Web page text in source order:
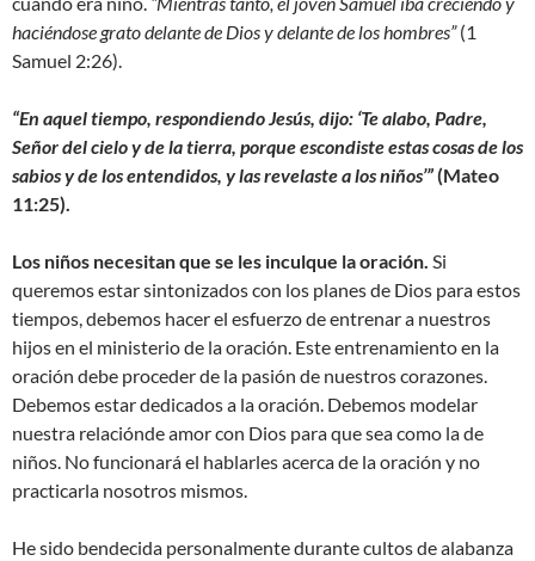
haciéndose grato delante de Dios y delante de los hombres”(1
Samuel 2:26).
“En aquel tiempo, respondiendo Jesús, dijo: ‘Te alabo, Padre,
Señor del cielo y de la tierra, porque escondiste estas cosas de los
sabios y de los entendidos, y las revelaste a los niños’”(Mateo
11:25).
Los niños necesitan que se les inculque la oración. Si
queremos estar sintonizados con los planes de Dios para estos
tiempos, debemos hacer el esfuerzo de entrenar a nuestros
hijos en el ministerio de la oración. Este entrenamiento en la
oración debe proceder de la pasión de nuestros corazones.
Debemos estar dedicados a la oración. Debemos modelar
nuestra relaciónde amor con Dios para que sea como la de
niños. No funcionará el hablarles acerca de la oración y no
practicarla nosotros mismos.
He sido bendecida personalmente durante cultos de alabanza